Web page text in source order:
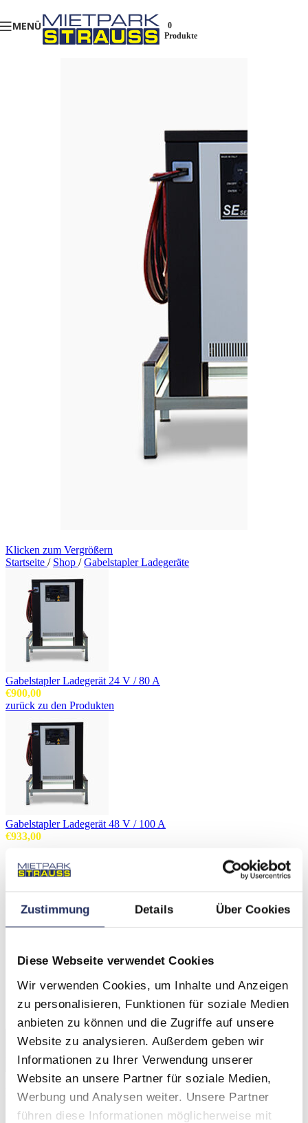
Zustimmung Details Über Cookies
Diese Webseite verwendet Cookies
Wir verwenden Cookies, um Inhalte und Anzeigen
zu personalisieren, Funktionen für soziale Medien
anbieten zu können und die Zugriffe auf unsere
Website zu analysieren. Außerdem geben wir
Informationen zu Ihrer Verwendung unserer
Website an unsere Partner für soziale Medien,
Werbung und Analysen weiter. Unsere Partner
führen diese Informationen möglicherweise mit
MENÜ
0
Produkte
Klicken zum Vergrößern
Startseite / Shop / Gabelstapler Ladegeräte
Gabelstapler Ladegerät 24 V / 80 A
€900,00
zurück zu den Produkten
Gabelstapler Ladegerät 48 V / 100 A
€933,00
GABELSTAPLER LADEGERÄT 48 V / 80 A
Ladegerät für Bleisäurebatterien
Spannung: 48 Volt
Empfohlene Akku – Kapazität: 420 – 500 Ah
ZUM ANFRAGEKORB HINZUFÜGEN
Direkt anfragen
Kategorien: Gabelstapler Ladegeräte, Shop
Share: